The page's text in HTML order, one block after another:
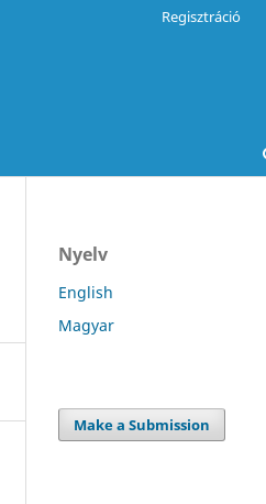
Regisztráció
Nyelv
English
Magyar
Make a Submission